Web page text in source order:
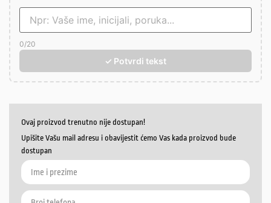
0/20
✓ Potvrdi tekst
Ovaj proizvod trenutno nije dostupan!
Upišite Vašu mail adresu i obavijestit ćemo Vas kada proizvod bude
dostupan